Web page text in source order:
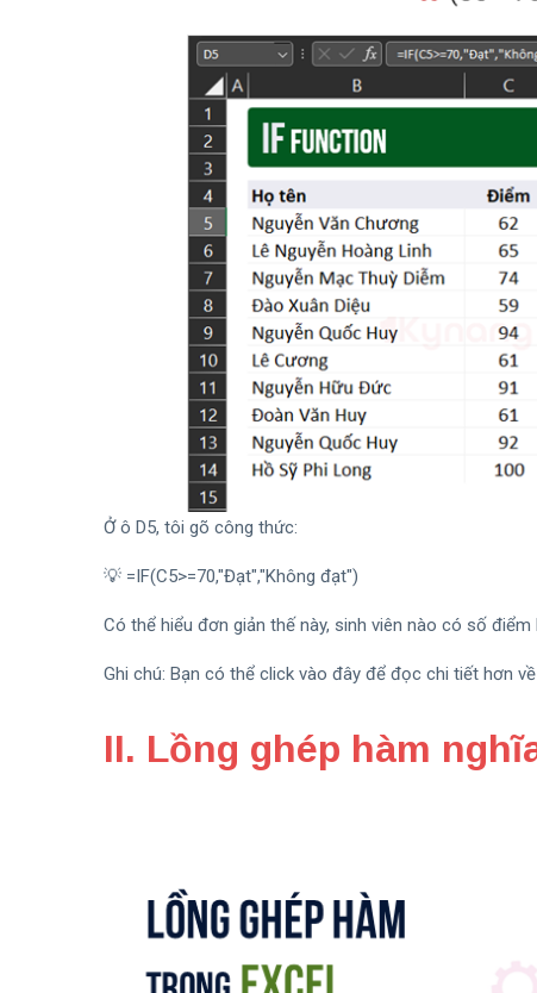
Ở ô D5, tôi gõ công thức:
💡 =IF(C5>=70,"Đạt","Không đạt")
Có thể hiểu đơn giản thế này, sinh viên nào có số
Ghi chú: Bạn có thể click vào đây để đọc chi tiết hơn về
II. Lồng ghép hàm